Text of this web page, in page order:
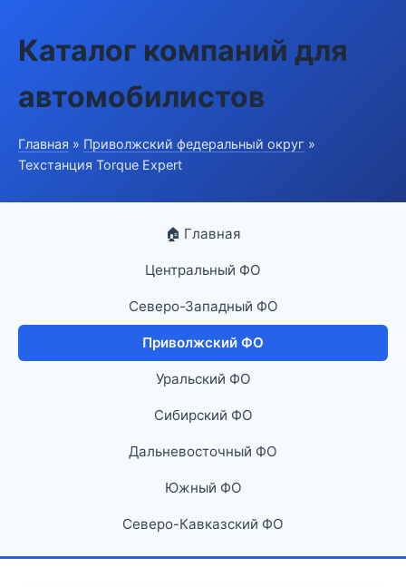
Каталог компаний для
автомобилистов
Главная » Приволжский федеральный округ »
Техстанция Torque Expert
🏠 Главная
Центральный ФО
Северо-Западный ФО
Приволжский ФО
Уральский ФО
Сибирский ФО
Дальневосточный ФО
Южный ФО
Северо-Кавказский ФО